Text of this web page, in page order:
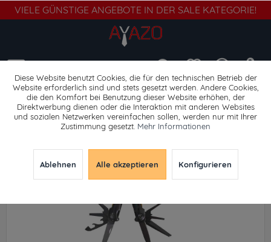
VIELE GÜNSTIGE ANGEBOTE IN DER SALE KATEGORIE!
Diese Website benutzt Cookies, die für den technischen Betrieb der
Website erforderlich sind und stets gesetzt werden. Andere Cookies,
die den Komfort bei Benutzung dieser Website erhöhen, der
Direktwerbung dienen oder die Interaktion mit anderen Websites
und sozialen Netzwerken vereinfachen sollen, werden nur mit Ihrer
Zustimmung gesetzt. Mehr Informationen
Ablehnen Alle akzeptieren Konfigurieren